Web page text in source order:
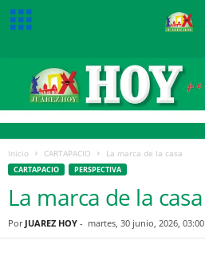
Inicio CARTAPACIO La marca de la casa
CARTAPACIO PERSPECTIVA
La marca de la casa
Por JUAREZ HOY - martes, 30 junio, 2026, 03:00